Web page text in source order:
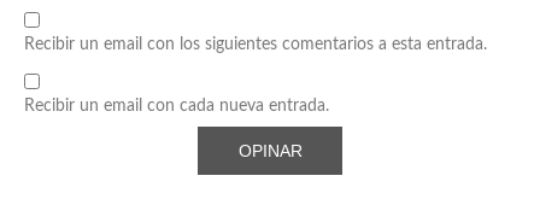
Recibir un email con los siguientes comentarios a esta entrada.
Recibir un email con cada nueva entrada.